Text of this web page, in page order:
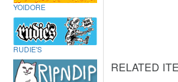
RELATED
YOIDORE
RUDIE'S